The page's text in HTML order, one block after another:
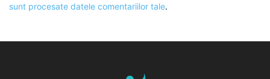
sunt procesate datele comentariilor tale.